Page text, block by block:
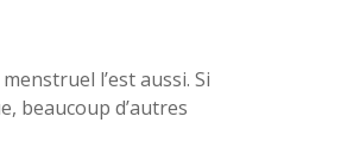
l’est aussi. Si
beaucoup d’autres